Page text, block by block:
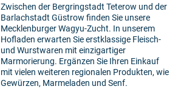
Zwischen der Bergringstadt Teterow und der
Barlachstadt Güstrow finden Sie unsere
Mecklenburger Wagyu-Zucht. In unserem
Hofladen erwarten Sie erstklassige Fleisch-
und Wurstwaren mit einzigartiger
Marmorierung. Ergänzen Sie Ihren Einkauf
mit vielen weiteren regionalen Produkten, wie
Gewürzen, Marmeladen und Senf.